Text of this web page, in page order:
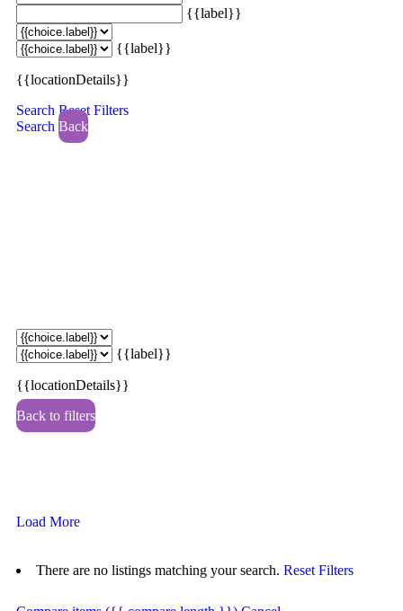
{{label}}
{{label}}
{{locationDetails}}
Search Reset Filters
Search Back
{{label}}
{{locationDetails}}
Back to filters
Load More
There are no listings matching your search. Reset Filters